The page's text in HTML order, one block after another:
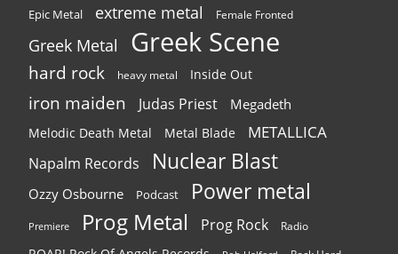
Epic Metal extreme metal Female Fronted
Greek Metal Greek Scene
hard rock heavy metal Inside Out
iron maiden Judas Priest Megadeth
Melodic Death Metal Metal Blade METALLICA
Napalm Records Nuclear Blast
Ozzy Osbourne Podcast Power metal
Premiere Prog Metal Prog Rock Radio